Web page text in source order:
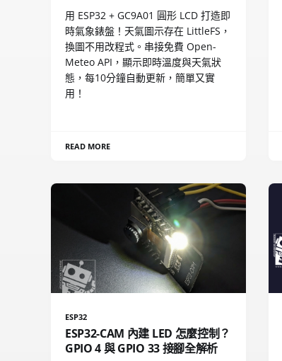
用 ESP32 + GC9A01 圓形 LCD 打造即
時氣象錶盤！天氣圖示存在 LittleFS，
換圖不用改程式。串接免費 Open-
Meteo API，顯示即時溫度與天氣狀
態，每10分鐘自動更新，簡單又實
用！
READ MORE
ESP32
ESP32-CAM 內建 LED 怎麼控制？
GPIO 4 與 GPIO 33 接腳全解析